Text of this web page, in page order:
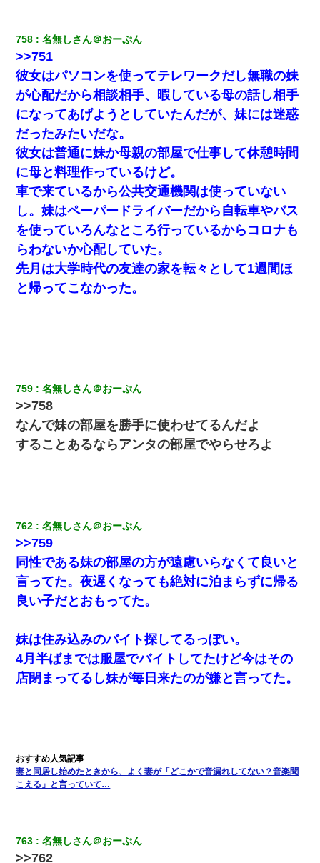
【衝撃】職場に入って来た綺麗な新人さんに職場を案内すること
に → 新人「ドンッ！」私「！？」→ 突然、突き飛ばされて左手
の甲を踏みつけられて…
ホテルに泊まったんだけど従業員が最悪だった。折角の旅行で何
故私が怒鳴られなきゃいけなかったのだ
医者「糖尿病で余命1年です」 ワイ「知らんわｗどうせ死ぬなら
食べる量増やすわｗ」→結果ｗｗｗｗｗ
758 名無しさん＠おーぷん
>>751
彼女はパソコンを使ってテレワークだし無職の妹
が心配だから相談相手、暇している母の話し相手
になってあげようとしていたんだが、妹には迷惑
だったみたいだな。
彼女は普通に妹か母親の部屋で仕事して休憩時間
に母と料理作っているけど。
車で来ているから公共交通機関は使っていない
し。妹はペーパードライバーだから自転車やバス
を使っていろんなところ行っているからコロナも
らわないか心配していた。
先月は大学時代の友達の家を転々として1週間ほ
と帰ってこなかった。
759 名無しさん＠おーぷん
>>758
なんで妹の部屋を勝手に使わせてるんだよ
することあるならアンタの部屋でやらせろよ
762 名無しさん＠おーぷん
>>759
同性である妹の部屋の方が遠慮いらなくて良いと
言ってた。夜遅くなっても絶対に泊まらずに帰る
良い子だとおもってた。
妹は住み込みのバイト探してるっぽい。
4月半ばまでは服屋でバイトしてたけど今はその
店閉まってるし妹が毎日来たのが嫌と言ってた。
妻と同居し始めたときから、よく妻が「どこかで音漏れしてない？音楽聞
こえる」と言っていて…
763 名無しさん＠おーぷん
>>762